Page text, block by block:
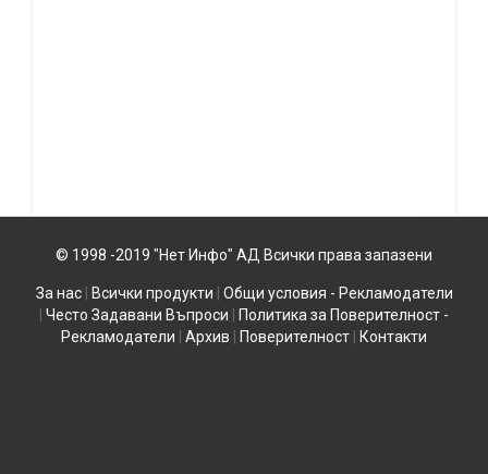
© 1998 -2019 "Нет Инфо" АД Всички права запазени
За нас| Всички продукти
Общи условия - Рекламодатели
Често Задавани Въпроси
Политика за Поверителност -
Рекламодатели
Архив Поверителност Контакти